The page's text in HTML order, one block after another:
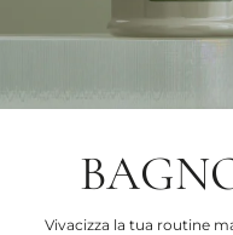
Vivacizza la tua routine